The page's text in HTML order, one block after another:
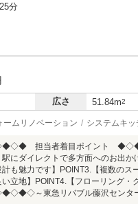
分
広さ 51.84m2
ームリノベーション システムキッ
担当者着目ポイント
駅にダイレクトで多方面へのお出
計も魅力です】POINT3.【複数の
立地】POINT4.【フローリング・
～東急リバブル藤沢センター